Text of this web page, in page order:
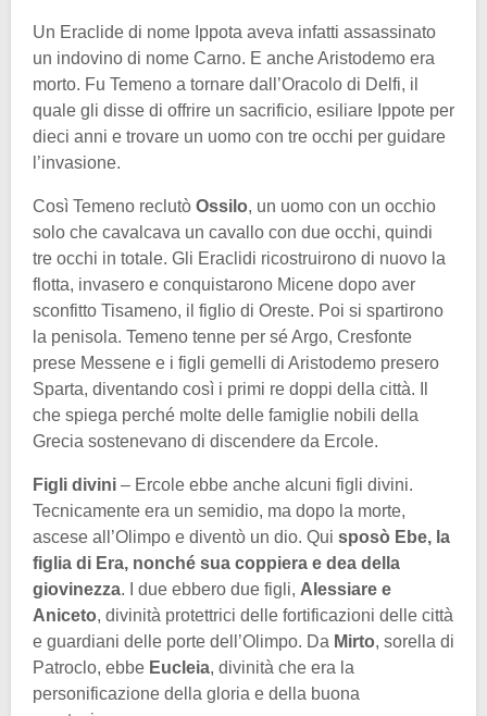
Un Eraclide di nome Ippota aveva infatti assassinato
un indovino di nome Carno. E anche Aristodemo era
morto. Fu Temeno a tornare dall’Oracolo di Delfi, il
quale gli disse di offrire un sacrificio, esiliare Ippote per
dieci anni e trovare un uomo con tre occhi per guidare
l’invasione.
Così Temeno reclutò Ossilo, un uomo con un occhio
solo che cavalcava un cavallo con due occhi, quindi
tre occhi in totale. Gli Eraclidi ricostruirono di nuovo la
flotta, invasero e conquistarono Micene dopo aver
sconfitto Tisameno, il figlio di Oreste. Poi si spartirono
la penisola. Temeno tenne per sé Argo, Cresfonte
prese Messene e i figli gemelli di Aristodemo presero
Sparta, diventando così i primi re doppi della città. Il
che spiega perché molte delle famiglie nobili della
Grecia sostenevano di discendere da Ercole.
Figli divini – Ercole ebbe anche alcuni figli divini.
Tecnicamente era un semidio, ma dopo la morte,
ascese all’Olimpo e diventò un dio. Qui sposò Ebe, la
figlia di Era, nonché sua coppiera e dea della
giovinezza. I due ebbero due figli, Alessiare e
Aniceto, divinità protettrici delle fortificazioni delle città
e guardiani delle porte dell’Olimpo. Da Mirto, sorella di
Patroclo, ebbe Eucleia, divinità che era la
personificazione della gloria e della buona